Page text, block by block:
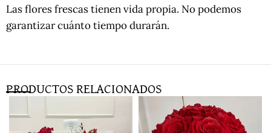
Las flores frescas tienen vida propia. No podemos
garantizar cuánto tiempo durarán.
PRODUCTOS RELACIONADOS